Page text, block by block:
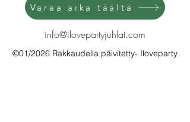
Varaa aika täältä
info@ilovepartyjuhlat.com
©01/2026 Rakkaudella päivitetty- Iloveparty